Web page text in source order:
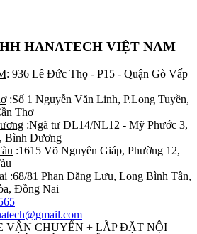
HANATECH VIỆT NAM
: 936 Lê Đức Thọ - P15 - Quận Gò Vấp
:Số 1 Nguyễn Văn Linh, P.Long Tuyền,
Thơ
:Ngã tư DL14/NL12 - Mỹ Phước 3,
Bình Dương
:1615 Võ Nguyên Giáp, Phường 12,
:68/81 Phan Đăng Lưu, Long Bình Tân,
Đồng Nai
VẬN CHUYỂN + LẮP ĐẶT NỘI